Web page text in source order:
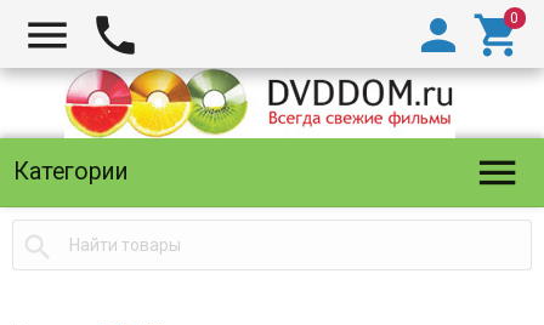
  

Категории 
